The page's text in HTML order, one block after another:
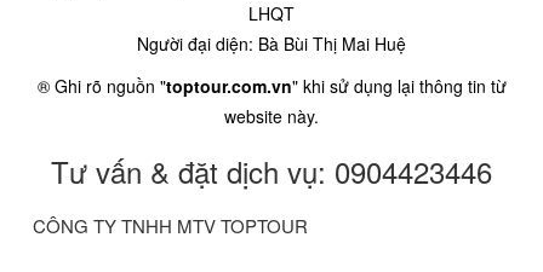
LHQT
Người đại diện: Bà Bùi Thị Mai Huệ
® Ghi rõ nguồn "toptour.com.vn" khi sử dụng lại thông tin từ
website này.
Tư vấn & đặt dịch vụ: 0904423446
CÔNG TY TNHH MTV TOPTOUR